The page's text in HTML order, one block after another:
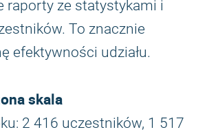
raporty ze statystykami i
To znacznie
efektywności udziału.
skala
2 416 uczestników, 1 517